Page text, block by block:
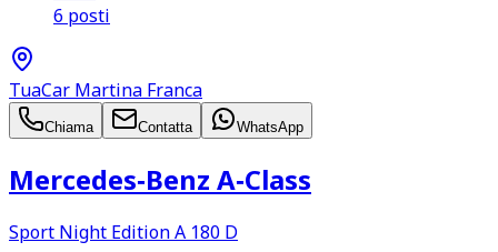
6 posti
TuaCar Martina Franca
Chiama Contatta WhatsApp
Mercedes‑Benz A‑Class
Sport Night Edition A 180 D